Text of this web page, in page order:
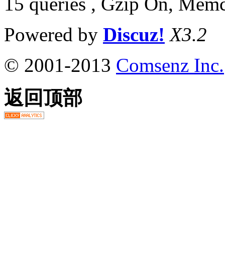
Powered by Discuz! X3.2
© 2001-2013 Comsenz Inc.
返回顶部